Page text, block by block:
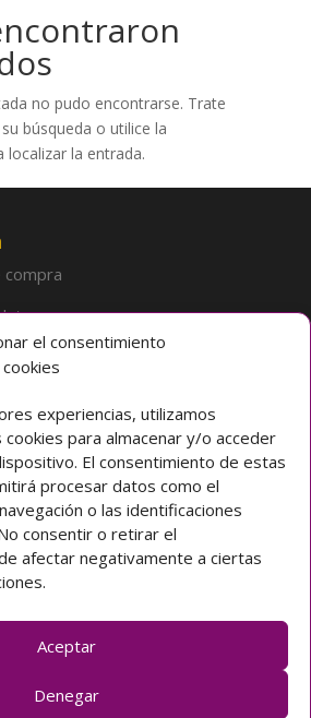
el consentimiento
experiencias, utilizamos
para almacenar y/o acceder
El consentimiento de estas
procesar datos como el
o las identificaciones
consentir o retirar el
afectar negativamente a ciertas
Aceptar
Denegar
no pudo encontrarse. Trate
búsqueda o utilice la
localizar la entrada.
compra
3 40003 Segovia (ESPAÑA)
921 42 03 00